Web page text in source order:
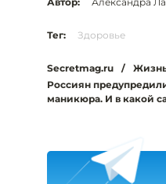
Тег: Здоровье
Secretmag.ru /
Россиян
маникюра. И в какой